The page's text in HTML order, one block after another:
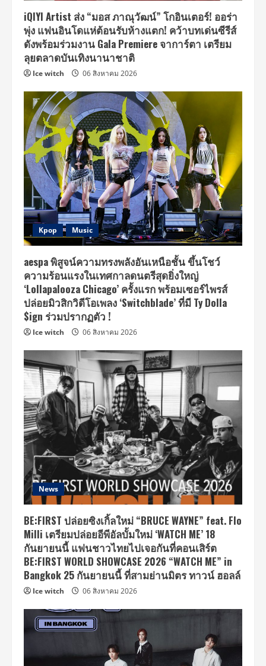
iQIYI Artist ส่ง “มอส ภาณุวัฒน์” โกอินเตอร์! ออร่า
พุ่ง แฟนอินโดแห่ต้อนรับห้างแตก! คว้าบทเด่นซีรีส์
ดังพร้อมร่วมงาน Gala Premiere จาการ์ตา เตรียม
ลุยตลาดบันเทิงนานาชาติ
Ice witch 06 สิงหาคม 2026
Kpop Music
aespa พิสูจน์ความทรงพลังอันเหนือชั้น ขึ้นโชว์
ความร้อนแรงในเทศกาลดนตรีสุดยิ่งใหญ่
‘Lollapalooza Chicago’ ครั้งแรก พร้อมเซอร์ไพรส์
ปล่อยมิวสิกวิดีโอเพลง ‘Switchblade’ ที่มี Ty Dolla
$ign ร่วมปรากฏตัว !
Ice witch 06 สิงหาคม 2026
News
BE:FIRST ปล่อยซิงเกิ้ลใหม่ “BRUCE WAYNE” feat. Flo
Milli เตรียมปล่อยอีพีอัลบั้มใหม่ ‘WATCH ME’ 18
กันยายนนี้ แฟนชาวไทยไปเจอกันที่คอนเสิร์ต
BE:FIRST WORLD SHOWCASE 2026 “WATCH ME” in
Bangkok 25 กันยายนนี้ ที่สามย่านมิตร ทาวน์ ฮอลล์
Ice witch 06 สิงหาคม 2026